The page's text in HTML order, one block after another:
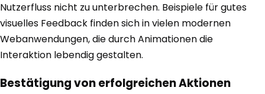
Nutzerfluss nicht zu unterbrechen. Beispiele für gutes
visuelles Feedback finden sich in vielen modernen
Webanwendungen, die durch Animationen die
Interaktion lebendig gestalten.
Bestätigung von erfolgreichen Aktionen